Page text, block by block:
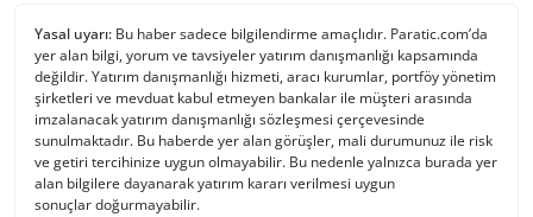
Yasal uyarı: Bu haber sadece bilgilendirme amaçlıdır. Paratic.com’da
yer alan bilgi, yorum ve tavsiyeler yatırım danışmanlığı kapsamında
değildir. Yatırım danışmanlığı hizmeti, aracı kurumlar, portföy yönetim
şirketleri ve mevduat kabul etmeyen bankalar ile müşteri arasında
imzalanacak yatırım danışmanlığı sözleşmesi çerçevesinde
sunulmaktadır. Bu haberde yer alan görüşler, mali durumunuz ile risk
ve getiri tercihinize uygun olmayabilir. Bu nedenle yalnızca burada yer
alan bilgilere dayanarak yatırım kararı verilmesi uygun
sonuçlar doğurmayabilir.